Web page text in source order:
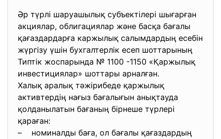
Әр түрлі шаруашылық субъектілері шығарған
акциялар, облигациялар және басқа бағалы
қағаздардарға каржылық салымдардың есебін
жүргізу үшін бухгалтерлік есеп шоттарының
Типтік жоспарында № 1100 -1150 «Қаржылық
инвестициялар» шоттары арналған.
Халық аралық тәжірибеде қаржылық
активтердің нағыз бағалығын анықтауда
қолданылатын бағаның бірнеше түрлері
қараған:
– номиналды баға, ол бағалы қағаздардың